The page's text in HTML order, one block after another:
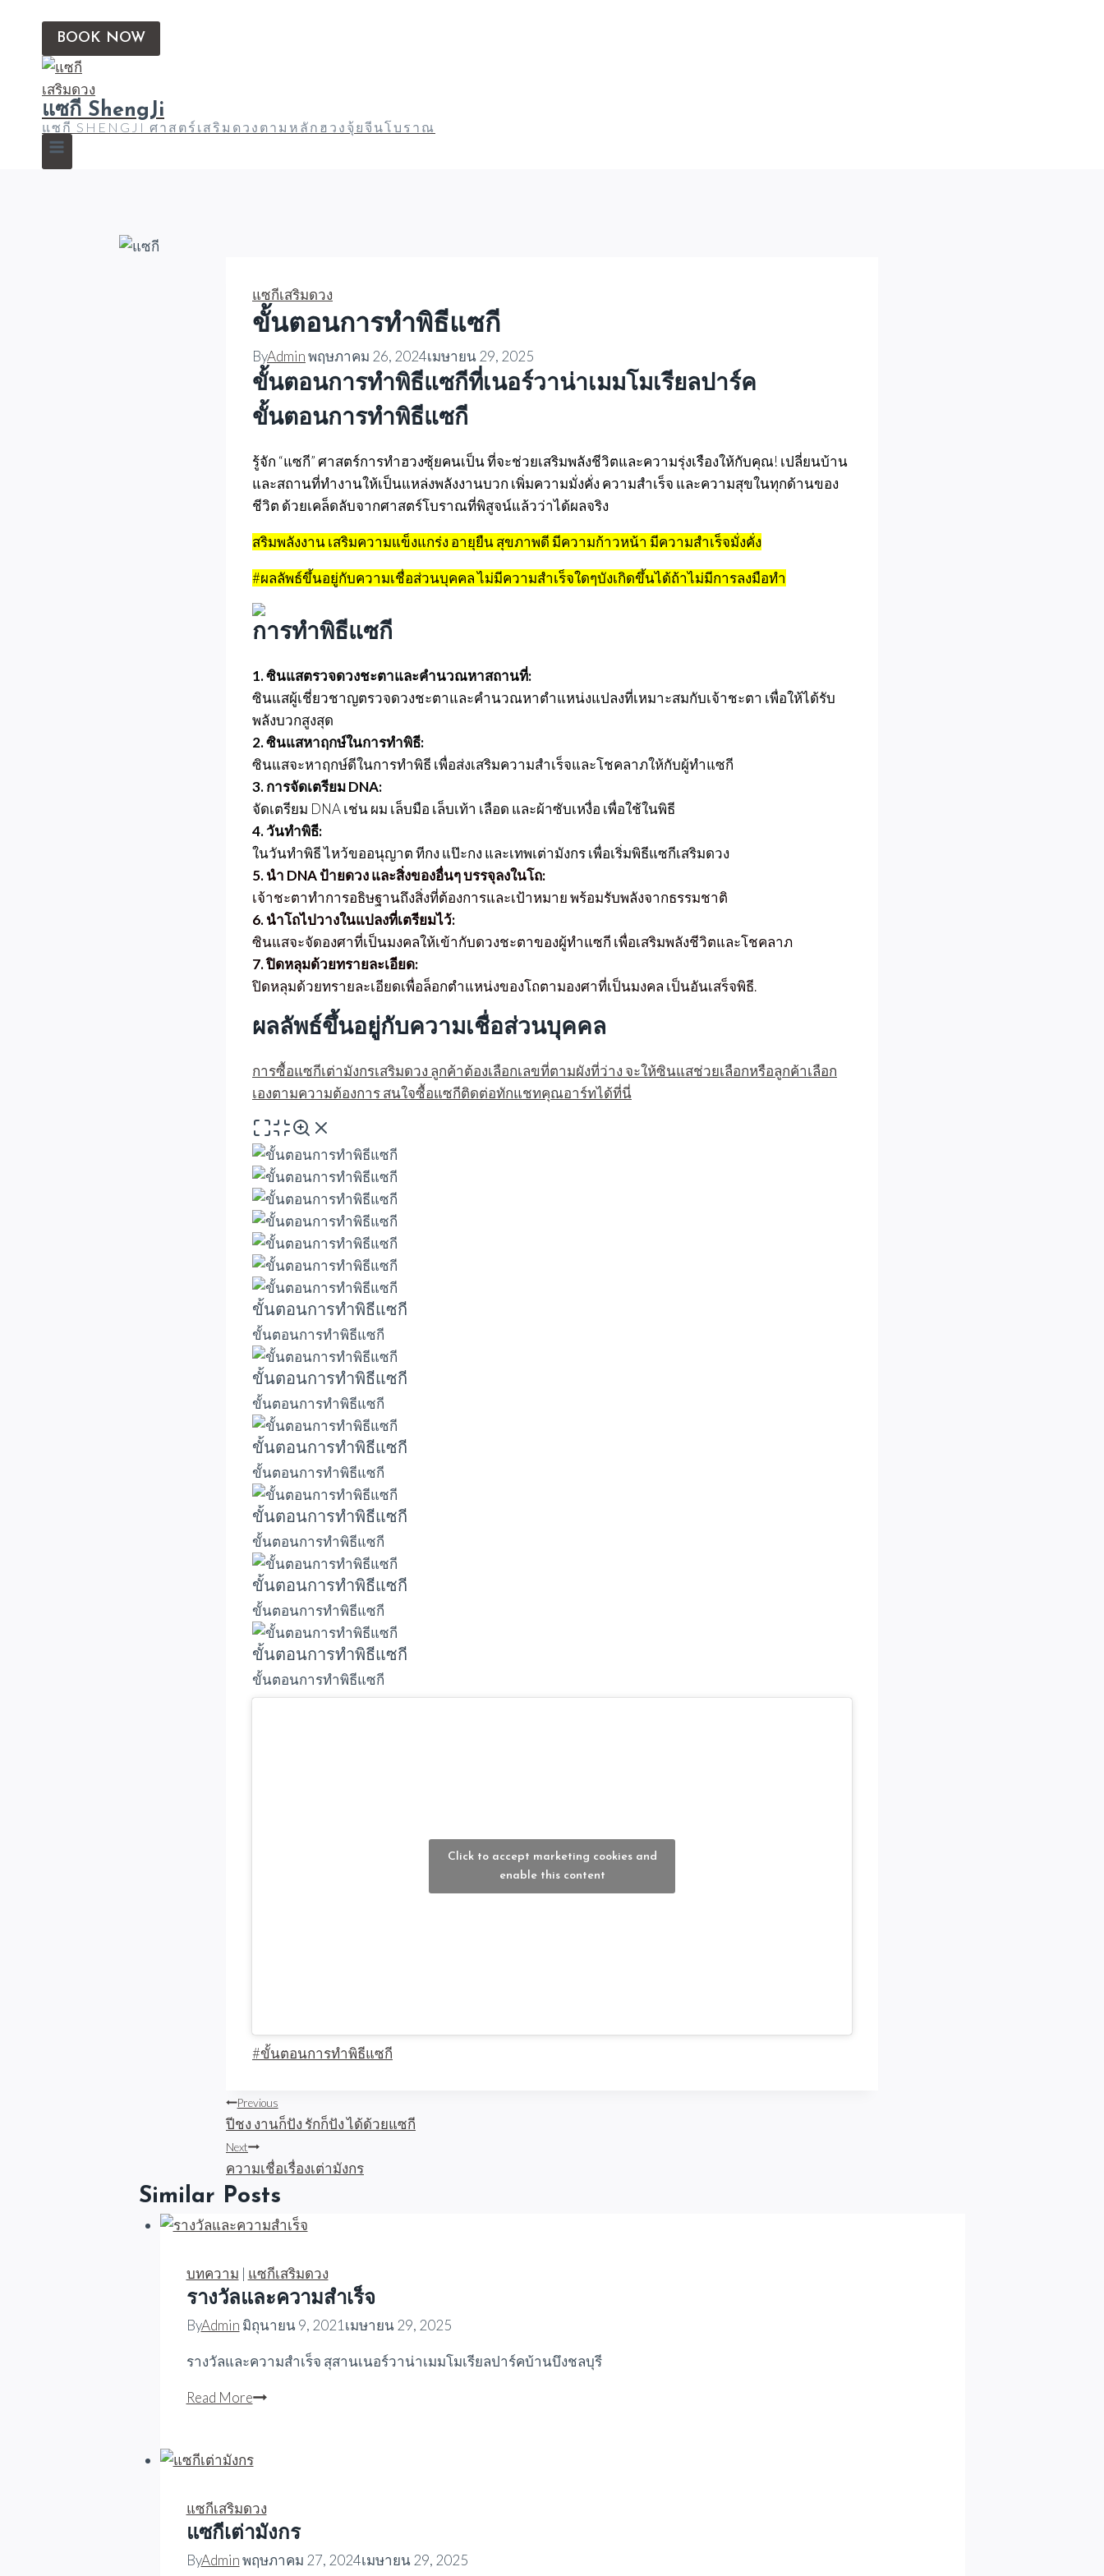
BOOK NOW
แซกี ShengJi
แซกี SHENGJI ศาสตร์เสริมดวงตามหลักฮวงจุ้ยจีนโบราณ
แซกีเสริมดวง
ขั้นตอนการทำพิธีแซกี
ByAdminพฤษภาคม 26, 2024เมษายน 29, 2025
ขั้นตอนการทำพิธีแซกีที่เนอร์วาน่าเมมโมเรียลปาร์ค
ขั้นตอนการทำพิธีแซกี
รู้จัก “แซกี” ศาสตร์การทำฮวงซุ้ยคนเป็น ที่จะช่วยเสริมพลังชีวิตและความรุ่งเรืองให้กับคุณ! เปลี่ยนบ้าน
และสถานที่ทำงานให้เป็นแหล่งพลังงานบวก เพิ่มความมั่งคั่ง ความสำเร็จ และความสุขในทุกด้านของ
ชีวิต ด้วยเคล็ดลับจากศาสตร์โบราณที่พิสูจน์แล้วว่าได้ผลจริง
สริมพลังงาน เสริมความแข็งแกร่ง อายุยืน สุขภาพดี มีความก้าวหน้า มีความสำเร็จมั่งคั่ง
#ผลลัพธ์ขึ้นอยู่กับความเชื่อส่วนบุคคล ไม่มีความสำเร็จใดๆบังเกิดขึ้นได้ถ้าไม่มีการลงมือทำ
การทำพิธีแซกี
1. ซินแสตรวจดวงชะตาและคำนวณหาสถานที่:
ซินแสผู้เชี่ยวชาญตรวจดวงชะตาและคำนวณหาตำแหน่งแปลงที่เหมาะสมกับเจ้าชะตา เพื่อให้ได้รับ
พลังบวกสูงสุด
2. ซินแสหาฤกษ์ในการทำพิธี:
ซินแสจะหาฤกษ์ดีในการทำพิธี เพื่อส่งเสริมความสำเร็จและโชคลาภให้กับผู้ทำแซกี
3. การจัดเตรียม DNA:
จัดเตรียม DNA เช่น ผม เล็บมือ เล็บเท้า เลือด และผ้าซับเหงื่อ เพื่อใช้ในพิธี
4. วันทำพิธี:
ในวันทำพิธี ไหว้ขออนุญาต ทีกง แป๊ะกง และเทพเต่ามังกร เพื่อเริ่มพิธีแซกีเสริมดวง
5. นำ DNA ป้ายดวง และสิ่งของอื่นๆ บรรจุลงในโถ:
เจ้าชะตาทำการอธิษฐานถึงสิ่งที่ต้องการและเป้าหมาย พร้อมรับพลังจากธรรมชาติ
6. นำโถไปวางในแปลงที่เตรียมไว้:
ซินแสจะจัดองศาที่เป็นมงคลให้เข้ากับดวงชะตาของผู้ทำแซกี เพื่อเสริมพลังชีวิตและโชคลาภ
7. ปิดหลุมด้วยทรายละเอียด:
ปิดหลุมด้วยทรายละเอียดเพื่อล็อกตำแหน่งของโถตามองศาที่เป็นมงคล เป็นอันเสร็จพิธี.
ผลลัพธ์ขึ้นอยู่กับความเชื่อส่วนบุคคล
การซื้อแซกีเต่ามังกรเสริมดวง ลูกค้าต้องเลือกเลขที่ตามผังที่ว่าง จะให้ซินแสช่วยเลือกหรือลูกค้าเลือก
เองตามความต้องการ สนใจซื้อแซกีติดต่อทักแชทคุณอาร์ทได้ที่นี่
ขั้นตอนการทำพิธีแซกี
ขั้นตอนการทำพิธีแซกี
ขั้นตอนการทำพิธีแซกี
ขั้นตอนการทำพิธีแซกี
ขั้นตอนการทำพิธีแซกี
ขั้นตอนการทำพิธีแซกี
ขั้นตอนการทำพิธีแซกี
ขั้นตอนการทำพิธีแซกี
ขั้นตอนการทำพิธีแซกี
ขั้นตอนการทำพิธีแซกี
ขั้นตอนการทำพิธีแซกี
ขั้นตอนการทำพิธีแซกี
Click to accept marketing cookies and
enable this content
Post
#ขั้นตอนการทำพิธีแซกี
แนะแนว
เรื่อง
Previous
ปีชง งานก็ปัง รักก็ปัง ได้ด้วยแซกี
Next
ความเชื่อเรื่องเต่ามังกร
Similar Posts
บทความ | แซกีเสริมดวง
รางวัลและความสำเร็จ
ByAdmin มิถุนายน 9, 2021 เมษายน 29, 2025
รางวัลและความสำเร็จ สุสานเนอร์วาน่าเมมโมเรียลปาร์คบ้านบึงชลบุรี
Read Moreรางวัล
สำเร็จ
แซกีเสริมดวง
แซกีเต่ามังกร
ByAdminพฤษภาคม 27, 2024เมษายน 29, 2025